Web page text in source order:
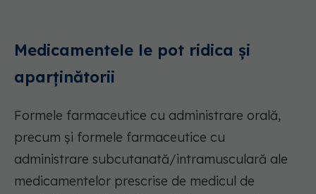
Medicamentele le pot ridica și
aparținătorii
Formele farmaceutice cu administrare orală,
precum şi formele farmaceutice cu
administrare subcutanată/intramusculară ale
medicamentelor prescrise de medicul de